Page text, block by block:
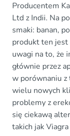
Producentem
Ltd z Indii. Na
smaki: banan,
produkt ten jest
uwagi na to, że
głównie przez
w porównaniu z
wielu nowych
problemy z
się ciekawą
takich jak